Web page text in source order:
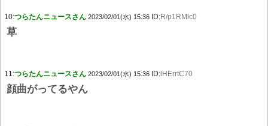
10:つらたんニュースさん 2023/02/01(水) 15:36 ID:R/p1RMlc0
草
11:つらたんニュースさん 2023/02/01(水) 15:36 ID: lHErrtC70
顔曲がってるやん